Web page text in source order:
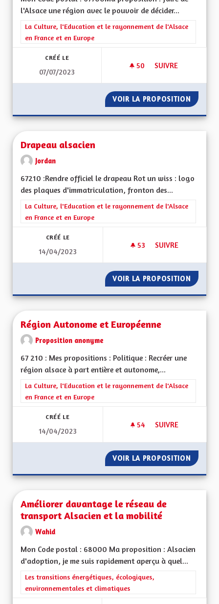
l'Alsace une région avec le pouvoir de décider...
Filtrer les résultats de la catégorie : La Culture, l'Education et
La Culture, l'Education et le rayonnement de l'Alsace
en France et en Europe
CRÉÉ LE
07/07/2023
50 50 ABONNÉS
SUIVRE
VOIR LA PROPOSITION PLUS
Drapeau alsacien
Jordan
67210 :Rendre officiel le drapeau Rot un wiss : logo
des plaques d'immatriculation, fronton des...
Filtrer les résultats de la catégorie : La Culture, l'Education et
La Culture, l'Education et le rayonnement de l'Alsace
en France et en Europe
CRÉÉ LE
14/04/2023
53 53 ABONNÉS
SUIVRE
VOIR LA PROPOSITION
Région Autonome et Européenne
Proposition anonyme
67 210 : Mes propositions : Politique : Recréer une
région alsace à part entière et autonome,...
Filtrer les résultats de la catégorie : La Culture, l'Education et
La Culture, l'Education et le rayonnement de l'Alsace
en France et en Europe
CRÉÉ LE
14/04/2023
54 54 ABONNÉS
SUIVRE
VOIR LA PROPOSITION
Améliorer davantage le réseau de
transport Alsacien et la mobilité
Wahid
Mon Code postal : 68000 Ma proposition : Alsacien
d'adoption, je me suis rapidement aperçu à quel...
Filtrer les résultats de la catégorie : Les transitions
Les transitions énergétiques, écologiques,
environnementales et climatiques